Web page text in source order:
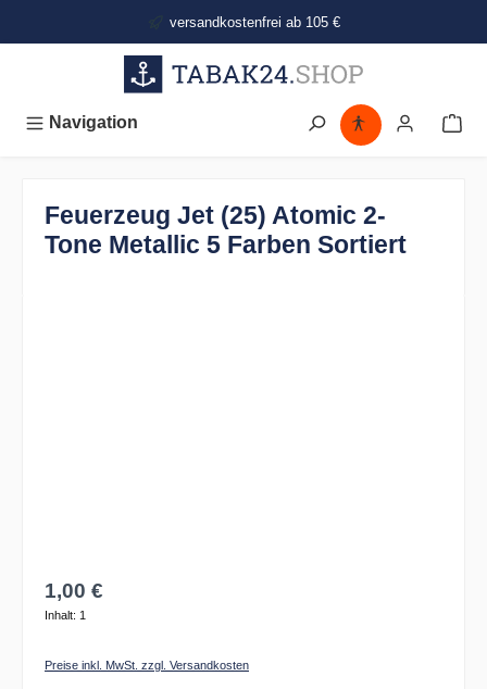
versandkostenfrei ab 105 €
Navigation
Feuerzeug Jet (25) Atomic 2-
Tone Metallic 5 Farben Sortiert
1,00 €
Inhalt: 1
Preise inkl. MwSt. zzgl. Versandkosten